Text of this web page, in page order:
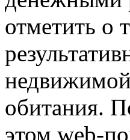
отметить о
обитания.
этом web-